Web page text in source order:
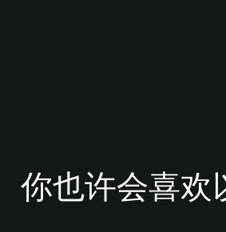
你也许会喜欢